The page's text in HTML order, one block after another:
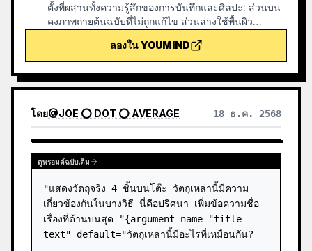
ตั้งที่ผสานทั้งความรู้สึกของการบันทึกและศิลปะ: ส่วนบน
คงภาพถ่ายต้นฉบับที่ไม่ถูกแก้ไข ส่วนล่างใช้พื้นผิว
เป็นรูปทรงแห่งความทรงจำจากภาพ มันไม่ใช่ภาพ
ประกอบหรือโปสเตอร์ตกแต่งธรรมดา แต่ใช้บล็อกหมึก
จำนวนน้อย ขอบที่นุ่มนวล ช่องว่างที่ตัด และเส้นที่บางเบา
เพื่อสกัดความสัมพันธ์ของสถาปัตยกรรม เมือง ผิวน้ำ ถนน
คงจดจำได้แม้ในภาพขนาดเล็ก ภาพรวมเน้นความรู้สึก
จากภาพต้นฉบับ โดยใช้สีน้ำเงินเข้ม ดำหมึก เขียวเทา สี
หิน หรือสีอบอุ่นอิ่มต่ำ และเพิ่มเครื่องหมายอบอุ่นเล็กๆ เมื่อ
และเหมือนป้ายนิทรรศการ ไม่ได้แย่งความสนใจ เหมาะ
สำหรับสร้างโปสเตอร์ศิลปะมินิมอล ชุดภาพถ่ายที่ระลึก
โปสเตอร์สถาปัตยกรรมและเมือง ภาพถ่ายบรรณาธิการ
แนวนามธรรม ปกภาพถ่ายสไตล์แกลเลอรี และชุดภาพ
สำหรับการแพร่กระจายบนมือถืออย่าง Douyin ผลงาน
ลองใน YOUMIND
โดย@JOE ⭕ DOT ⭕ AVERAGE 18 ธ.ค. 2568
ดูพรอมต์ฉบับเต็ม
"แสดงวัตถุจริง 4 ชิ้นบนโต๊ะ วัตถุเหล่านี้มีความ
เกี่ยวข้องกันในบางวิธี นี่คือปริศนา เพิ่มข้อความชื่อ
เรื่องที่ด้านบนสุด "{argument name="title
text" default="วัตถุเหล่านี้มีอะไรที่เหมือนกัน?